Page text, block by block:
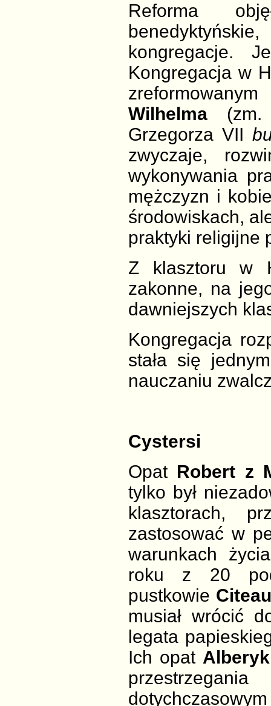
Reforma
kongregacje.
Kongregacja w
Wilhelma (zm.
Grzegorza VII
zwyczaje,
wykonywania
mężczyzn i
środowiskach,
praktyki religijne
Z klasztoru w
zakonne, na
dawniejszych
Kongregacja
stała się
nauczaniu
Cystersi
Opat Robert z
tylko był
klasztorach,
zastosować w
warunkach
roku z 20
pustkowie
musiał wrócić
legata
Ich opat Alberyk